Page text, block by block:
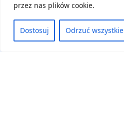
przez nas plików cookie.
Dostosuj Odrzuć wszystkie